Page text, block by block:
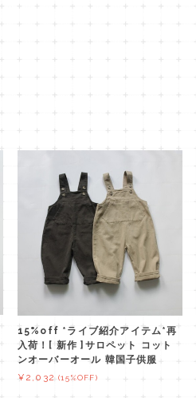
15%off *ライブ紹介アイテム*再
入荷！[ 新作 ]サロペット コット
ンオーバーオール 韓国子供服
¥2,032 (15%OFF)